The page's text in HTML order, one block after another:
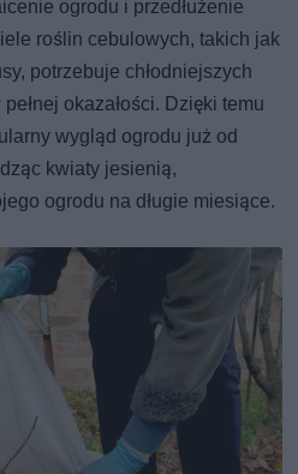
ogrodu i przedłużenie
roślin cebulowych, takich jak
potrzebuje chłodniejszych
okazałości. Dzięki temu
wygląd ogrodu już od
kwiaty jesienią,
ogrodu na długie miesiące.